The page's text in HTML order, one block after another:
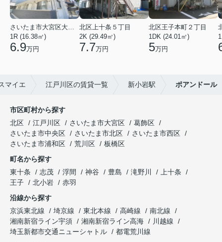
1R (16.38㎡)
6.9万円
北区上十条５丁目
2K (29.49㎡)
7.7万円
北区王子本町２丁目
1DK (24.01㎡)
5万円
マイエ 江戸川区の賃貸一覧 新小岩駅 ポアンドール
市区町村から探す
北区
江戸川区 さいたま市大宮区
葛飾区
さいたま市中央区
さいたま市北区
さいたま市西区
さいたま市浦和区
荒川区
板橋区
町名から探す
東十条
志茂 浮間 神谷 豊島 滝野川
上十条
王子
北小岩
赤羽
沿線から探す
京浜東北線
埼京線 東北本線 高崎線
南北線
湘南新宿ライン宇須
湘南新宿ライン高海
川越線
埼玉新都市交通ニューシャトル
都電荒川線